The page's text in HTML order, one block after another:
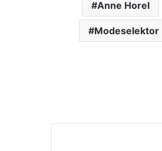
Anne Horel
Modeselektor